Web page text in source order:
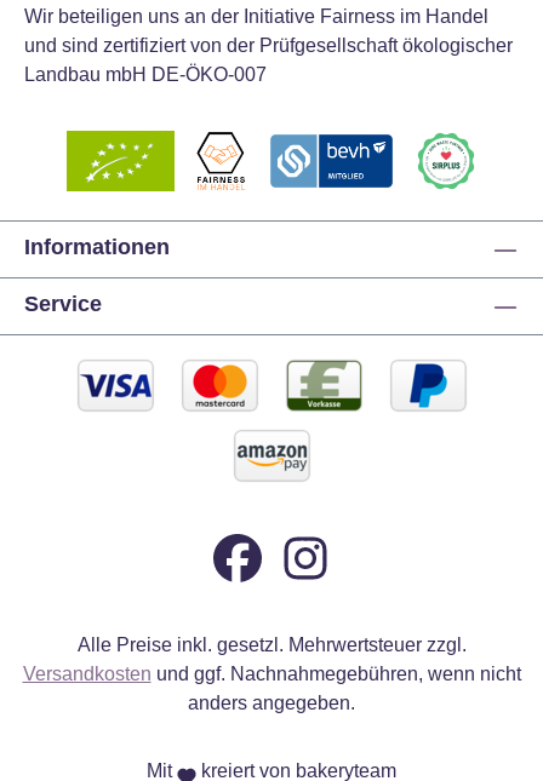
Wir beteiligen uns an der Initiative Fairness im Handel
und sind zertifiziert von der Prüfgesellschaft ökologischer
Landbau mbH DE-ÖKO-007
Informationen
Service
Alle Preise inkl. gesetzl. Mehrwertsteuer zzgl.
Versandkosten und ggf. Nachnahmegebühren, wenn nicht
anders angegeben.
Mit kreiert von bakeryteam